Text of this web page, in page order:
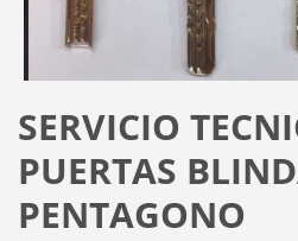
SERVICIO
PUERTAS
PENTAGONO